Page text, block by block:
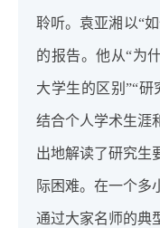
聆听。袁亚湘以“
的报告。他从“为
大学生的区别”“研
结合个人学术生涯
出地解读了研究生
际困难。在一个多
通过大家名师的典